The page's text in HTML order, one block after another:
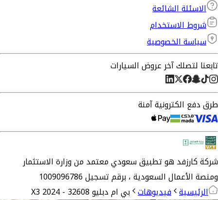
الاسئلة الشائعة
شروط الاستخدام
سياسة الخصوصية
تابعنا لتصلك آخر عروض السيارات
طرق دفع الكترونية آمنة
شركةكارزفدهو تطبيق سعودي معتمد من وزارة الاستثمار
ومنصة الأعمال السعودية ،برقم تسجيل 1009096786
الرئيسية فيديوهات بي ام دبليو X3 2024 - 32608